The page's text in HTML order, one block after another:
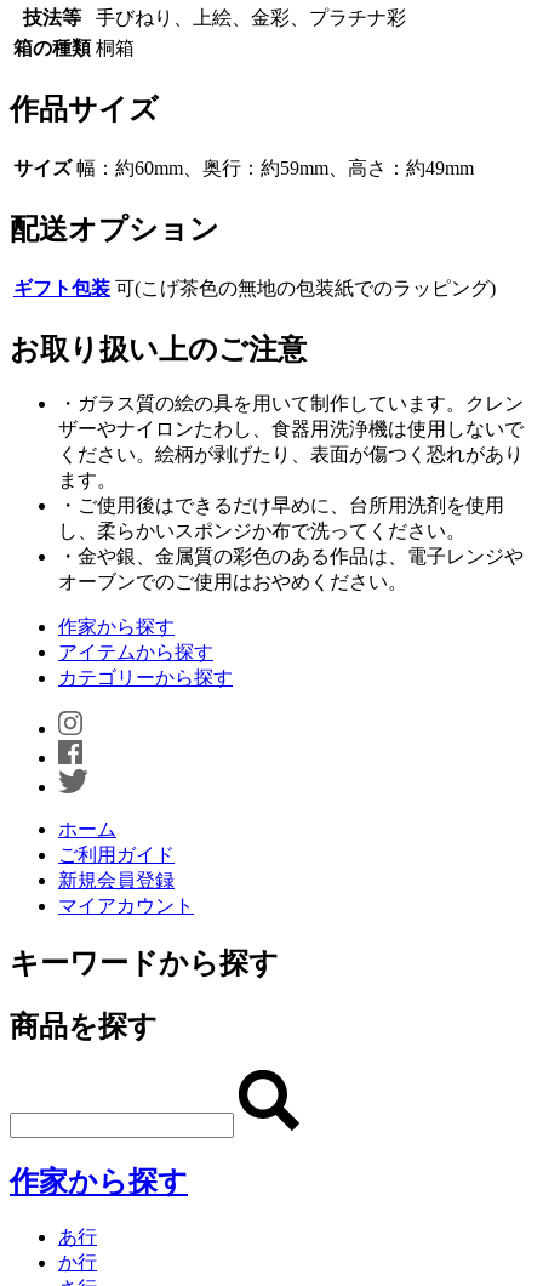
技法等
手びねり、上絵、金彩、プラチナ彩
箱の種類 桐箱
作品サイズ
サイズ 幅：約60mm、奥行：約59mm、高さ：約49mm
配送オプション
ギフト包装 可(こげ茶色の無地の包装紙でのラッピング)
お取り扱い上のご注意
・ガラス質の絵の具を用いて制作しています。クレン
ザーやナイロンたわし、食器用洗浄機は使用しないで
ください。絵柄が剥げたり、表面が傷つく恐れがあり
ます。
・ご使用後はできるだけ早めに、台所用洗剤を使用
し、柔らかいスポンジか布で洗ってください。
・金や銀、金属質の彩色のある作品は、電子レンジや
オーブンでのご使用はおやめください。
作家から探す
アイテムから探す
カテゴリーから探す
ホーム
ご利用ガイド
新規会員登録
マイアカウント
キーワードから探す
商品を探す
作家から探す
あ行
か行